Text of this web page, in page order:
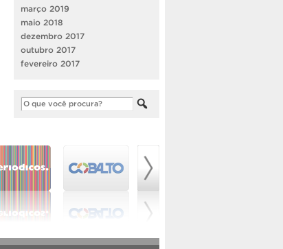
março 2019
maio 2018
dezembro 2017
outubro 2017
fevereiro 2017